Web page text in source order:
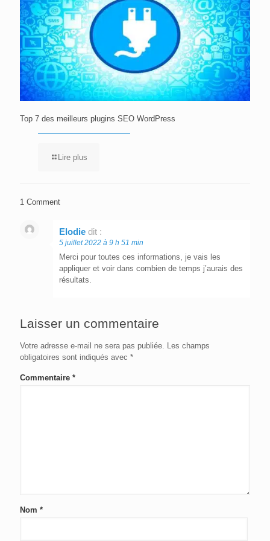
Top 7 des meilleurs plugins SEO WordPress
Lire plus
1 Comment
Elodie dit :
5 juillet 2022 à 9 h 51 min
Merci pour toutes ces informations, je vais les
appliquer et voir dans combien de temps j’aurais des
résultats.
Laisser un commentaire
Votre adresse e-mail ne sera pas publiée. Les champs
obligatoires sont indiqués avec *
Commentaire *
Nom *